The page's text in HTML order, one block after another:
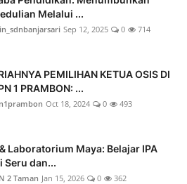
Melalui ...
Sep 12, 2025 0 714
PEMILIHAN KETUA OSIS DI
1 PRAMBON: ...
Oct 18, 2024 0 493
Laboratorium Maya: Belajar IPA
Seru dan...
2 Taman Jan 15, 2026 0 362